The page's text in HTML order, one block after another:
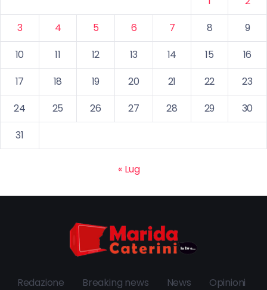
3
4 5 6 7 8
9
10
11 12 13 14 15
16
17
18 19 20 21 22
23
24
25 26 27 28 29
30
31
« Lug
Redazione Breaking news News Opinioni